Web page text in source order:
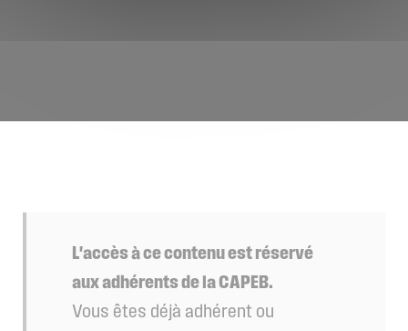
L'accès à ce contenu est réservé
aux adhérents de la CAPEB.
Vous êtes déjà adhérent ou